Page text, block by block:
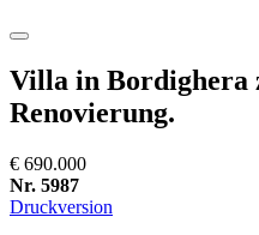
Villa in Bordighera
Renovierung.
€ 690.000
Nr. 5987
Druckversion